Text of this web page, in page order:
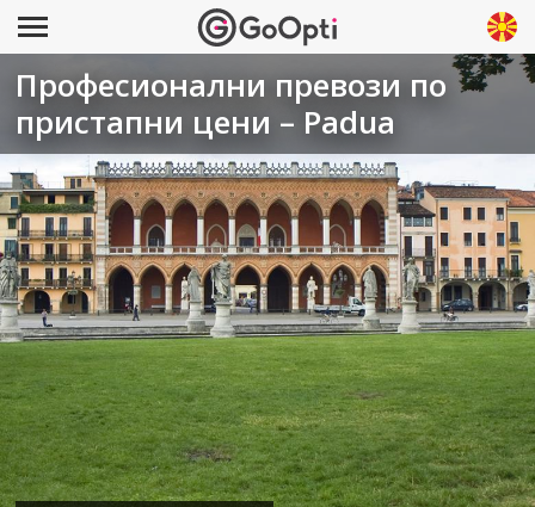
Професионални превози по
пристапни цени – Padua